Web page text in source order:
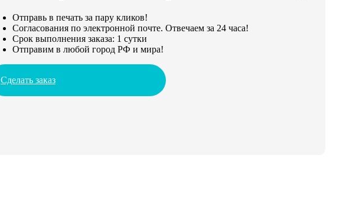
Отправь в печать за пару кликов!
Согласования по электронной почте. Отвечаем за 24 часа!
Срок выполнения заказа: 1 сутки
Отправим в любой город РФ и мира!
Сделать заказ